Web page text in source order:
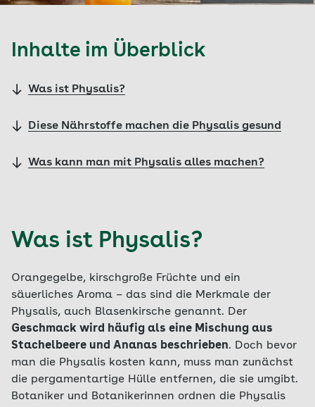
Inhalte im Überblick
Was ist Physalis?
Diese Nährstoffe machen die Physalis gesund
Was kann man mit Physalis alles machen?
Was ist Physalis?
Orangegelbe, kirschgroße Früchte und ein
säuerliches Aroma – das sind die Merkmale der
Physalis, auch Blasenkirsche genannt. Der
Geschmack wird häufig als eine Mischung aus
Stachelbeere und Ananas beschrieben. Doch bevor
man die Physalis kosten kann, muss man zunächst
die pergamentartige Hülle entfernen, die sie umgibt.
Botaniker und Botanikerinnen ordnen die Physalis